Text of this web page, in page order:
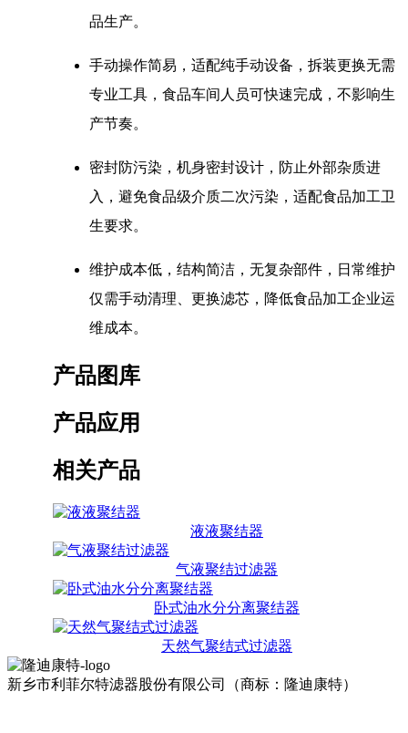
品生产。
手动操作简易，适配纯手动设备，拆装更换无需
专业工具，食品车间人员可快速完成，不影响生
产节奏。
密封防污染，机身密封设计，防止外部杂质进
入，避免食品级介质二次污染，适配食品加工卫
生要求。
维护成本低，结构简洁，无复杂部件，日常维护
仅需手动清理、更换滤芯，降低食品加工企业运
维成本。
产品图库
产品应用
相关产品
液液聚结器
气液聚结过滤器
卧式油水分分离聚结器
天然气聚结式过滤器
新乡市利菲尔特滤器股份有限公司（商标：隆迪康特）